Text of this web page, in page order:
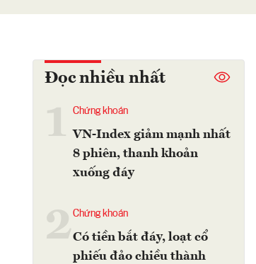
Đọc nhiều nhất
Chứng khoán
VN-Index giảm mạnh nhất
8 phiên, thanh khoản
xuống đáy
2Chứng khoán
Có tiền bắt đáy, loạt cổ
phiếu đảo chiều thành